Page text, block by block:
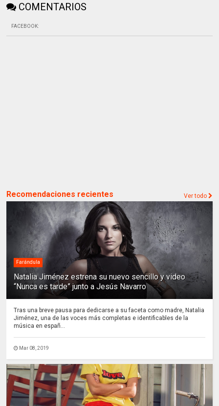
COMENTARIOS
FACEBOOK:
Recomendaciones recientes Ver todo
Farándula
Natalia Jiménez estrena su nuevo sencillo y video
“Nunca es tarde” junto a Jesús Navarro
Tras una breve pausa para dedicarse a su faceta como madre, Natalia
Jiménez, una de las voces más completas e identificables de la
música en españ...
Mar 08, 2019